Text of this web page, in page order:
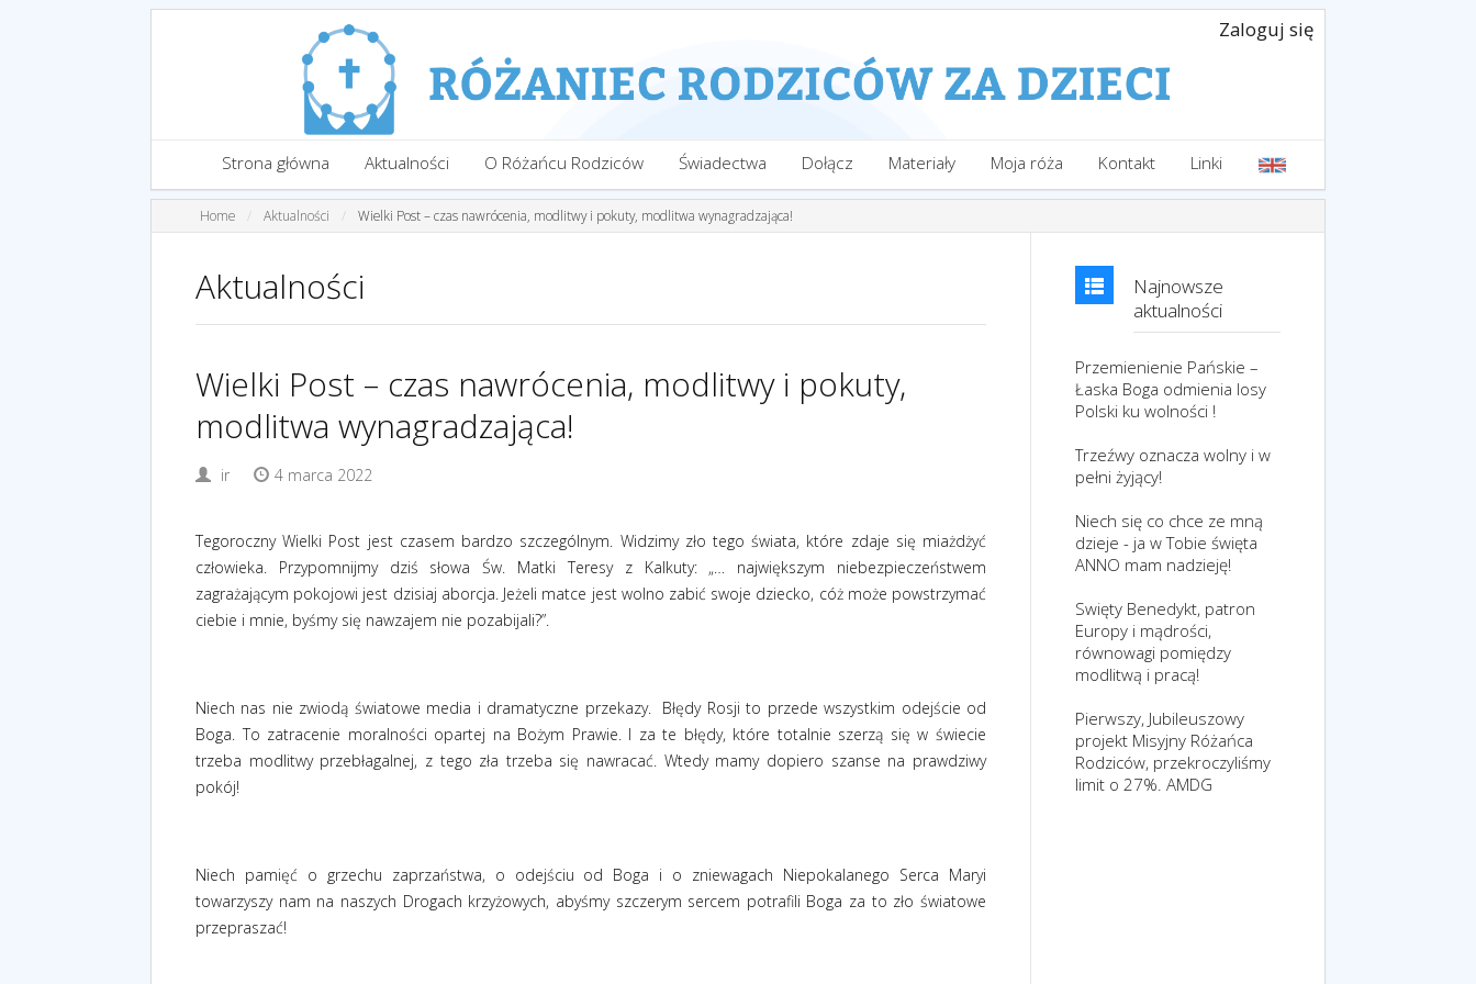
Zaloguj się
Strona główna Aktualności O Różańcu Rodziców Świadectwa Dołącz Materiały Moja róża Kontakt Linki
Home Aktualności Wielki Post – czas nawrócenia, modlitwy i pokuty, modlitwa wynagradzająca!
Aktualności
Wielki Post – czas nawrócenia, modlitwy i pokuty,
modlitwa wynagradzająca!
ir 4 marca 2022
Tegoroczny Wielki Post jest czasem bardzo szczególnym. Widzimy zło tego świata, które zdaje się miażdżyć
człowieka. Przypomnijmy dziś słowa Św. Matki Teresy z Kalkuty: „… największym niebezpieczeństwem
zagrażającym pokojowi jest dzisiaj aborcja. Jeżeli matce jest wolno zabić swoje dziecko, cóż może powstrzymać
ciebie i mnie, byśmy się nawzajem nie pozabijali?”.
Niech nas nie zwiodą światowe media i dramatyczne przekazy.
Błędy Rosji to przede wszystkim odejście od
Boga. To zatracenie moralności opartej na Bożym Prawie. I za te błędy, które totalnie szerzą się w świecie
trzeba modlitwy przebłagalnej, z tego zła trzeba się nawracać. Wtedy mamy dopiero szanse na prawdziwy
pokój!
Niech pamięć o grzechu zaprzaństwa, o odejściu od Boga i o zniewagach Niepokalanego Serca Maryi
towarzyszy nam na naszych Drogach krzyżowych, abyśmy szczerym sercem potrafili Boga za to zło światowe
przepraszać!
Najnowsze
aktualności
Przemienienie Pańskie –
Łaska Boga odmienia losy
Polski ku wolności !
Trzeźwy oznacza wolny i w
pełni żyjący!
Niech się co chce ze mną
dzieje - ja w Tobie święta
ANNO mam nadzieję!
Swięty Benedykt, patron
Europy i mądrości,
równowagi pomiędzy
modlitwą i pracą!
Pierwszy, Jubileuszowy
projekt Misyjny Różańca
Rodziców, przekroczyliśmy
limit o 27%. AMDG